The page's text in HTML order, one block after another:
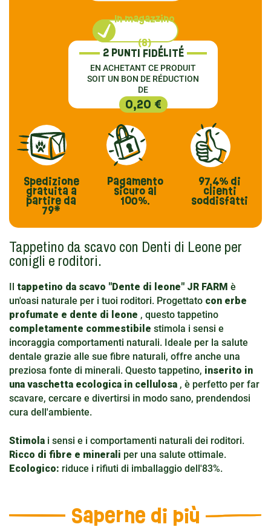
2 PUNTI FIDÉLITÉ
EN ACHETANT CE PRODUIT
SOIT UN BON DE RÉDUCTION
DE
0,20 €
In magazzino
(8)
Spedizione
gratuita a
partire da
79*
Pagamento
sicuro al
100%.
97,4% di
clienti
soddisfatti
Tappetino da scavo con Denti di Leone per
conigli e roditori.
Il tappetino da scavo "Dente di leone" JR FARM è
un'oasi naturale per i tuoi roditori. Progettato con erbe
profumate e dente di leone , questo tappetino
completamente commestibile stimola i sensi e
incoraggia comportamenti naturali. Ideale per la salute
dentale grazie alle sue fibre naturali, offre anche una
preziosa fonte di minerali. Questo tappetino, inserito in
una vaschetta ecologica in cellulosa , è perfetto per far
scavare, cercare e divertirsi in modo sano, prendendosi
cura dell'ambiente.
Stimola i sensi e i comportamenti naturali dei roditori.
Ricco di fibre e minerali per una salute ottimale.
Ecologico: riduce i rifiuti di imballaggio dell'83%.
Saperne di più